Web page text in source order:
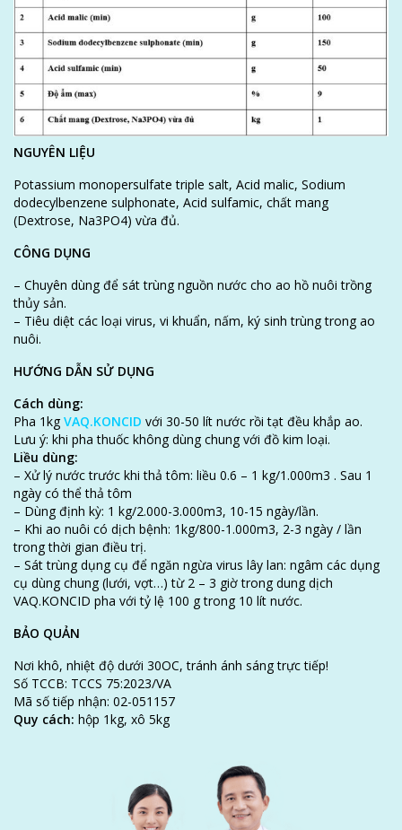
NGUYÊN LIỆU
Potassium monopersulfate triple salt, Acid malic, Sodium
dodecylbenzene sulphonate, Acid sulfamic, chất mang
(Dextrose, Na3PO4) vừa đủ.
CÔNG DỤNG
– Chuyên dùng để sát trùng nguồn nước cho ao hồ nuôi trồng
thủy sản.
– Tiêu diệt các loại virus, vi khuẩn, nấm, ký sinh trùng trong ao
nuôi.
HƯỚNG DẪN SỬ DỤNG
Cách dùng:
Pha 1kg VAQ.KONCID với 30-50 lít nước rồi tạt đều khắp ao.
Lưu ý: khi pha thuốc không dùng chung với đồ kim loại.
Liều dùng:
– Xử lý nước trước khi thả tôm: liều 0.6 – 1 kg/1.000m3 . Sau 1
ngày có thể thả tôm
– Dùng định kỳ: 1 kg/2.000-3.000m3, 10-15 ngày/lần.
– Khi ao nuôi có dịch bệnh: 1kg/800-1.000m3, 2-3 ngày / lần
trong thời gian điều trị.
– Sát trùng dụng cụ để ngăn ngừa virus lây lan: ngâm các dụng
cụ dùng chung (lưới, vợt…) từ 2 – 3 giờ trong dung dịch
VAQ.KONCID pha với tỷ lệ 100 g trong 10 lít nước.
BẢO QUẢN
Nơi khô, nhiệt độ dưới 30OC, tránh ánh sáng trực tiếp!
Số TCCB: TCCS 75:2023/VA
Mã số tiếp nhận: 02-051157
Quy cách: hộp 1kg, xô 5kg
LIÊN HỆ NGAY
Hãy liên hệ ngay với đội ngũ chuyên gia của VAQ để được hỗ trợ
kịp thời.